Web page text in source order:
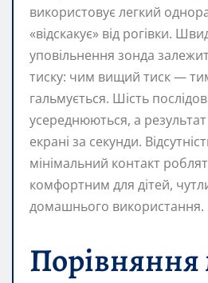
використовує легкий
«відскакує» від рогівки.
уповільнення зонда
тиску: чим вищий тиск —
гальмується. Шість
усереднюються, а результат
екрані за секунди.
мінімальний контакт
комфортним для дітей,
домашнього використання.
Порівняння